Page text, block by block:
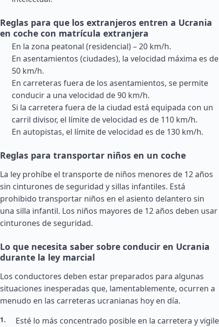
Reglas para que los extranjeros entren a Ucrania
en coche con matrícula extranjera
En la zona peatonal (residencial) – 20 km/h.
En asentamientos (ciudades), la velocidad máxima es de
50 km/h.
En carreteras fuera de los asentamientos, se permite
conducir a una velocidad de 90 km/h.
Si la carretera fuera de la ciudad está equipada con un
carril divisor, el límite de velocidad es de 110 km/h.
En autopistas, el límite de velocidad es de 130 km/h.
Reglas para transportar niños en un coche
La ley prohíbe el transporte de niños menores de 12 años
sin cinturones de seguridad y sillas infantiles. Está
prohibido transportar niños en el asiento delantero sin
una silla infantil. Los niños mayores de 12 años deben usar
cinturones de seguridad.
Lo que necesita saber sobre conducir en Ucrania
durante la ley marcial
Los conductores deben estar preparados para algunas
situaciones inesperadas que, lamentablemente, ocurren a
menudo en las carreteras ucranianas hoy en día.
Esté lo más concentrado posible en la carretera y vigile